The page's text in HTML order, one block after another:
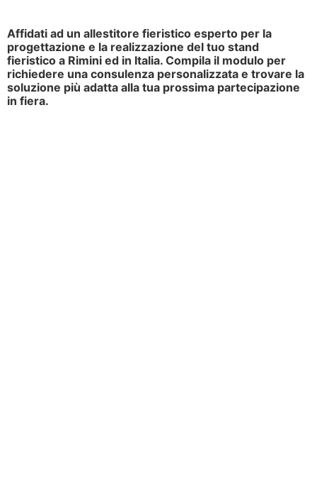
Affidati ad un allestitore fieristico esperto per la
progettazione e la realizzazione del tuo stand
fieristico a Rimini ed in Italia. Compila il modulo per
richiedere una consulenza personalizzata e trovare la
soluzione più adatta alla tua prossima partecipazione
in fiera.